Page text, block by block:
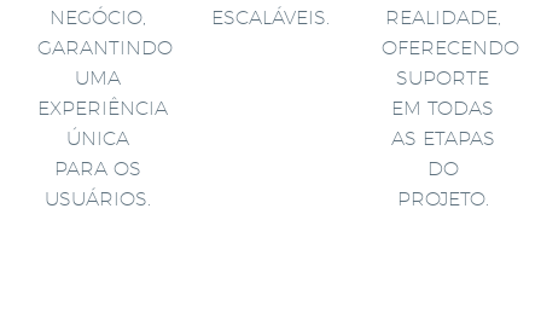
NEGÓCIO,
GARANTINDO
UMA
EXPERIÊNCIA
ÚNICA
PARA OS
USUÁRIOS.
ESCALÁVEIS.
REALIDADE,
OFERECENDO
SUPORTE
EM TODAS
AS ETAPAS
DO
PROJETO.